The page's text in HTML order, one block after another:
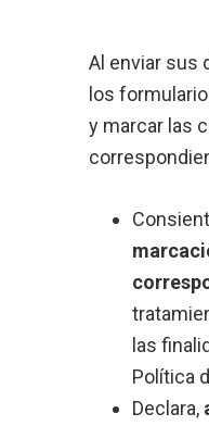
Al enviar sus
los
y marcar las
las
Política
Declara,